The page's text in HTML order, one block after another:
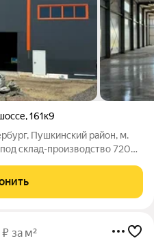
,161к9
Пушкинский район, м.
склад-производство 720
площадью 1000, 1440 м.
за м²